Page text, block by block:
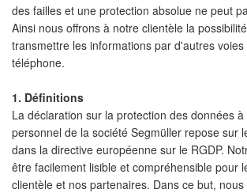
des failles et une protection absolue ne peut
Ainsi nous offrons à notre clientèle la
transmettre les informations par d'autres
téléphone.
1. Définitions
La déclaration sur la protection des données
personnel de la société Segmüller repose sur
dans la directive européenne sur le RGDP.
être facilement lisible et compréhensible pour
clientèle et nos partenaires. Dans ce but,